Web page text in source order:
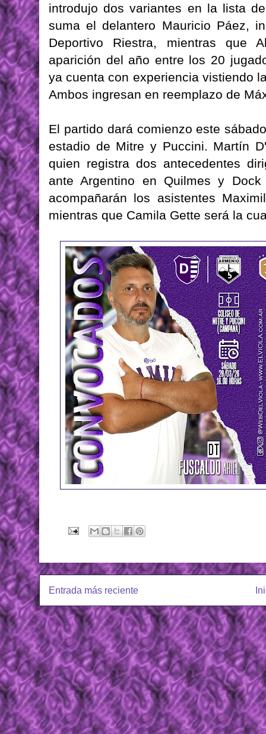
introdujo dos variantes en la lista
suma el delantero Mauricio Páez,
Deportivo Riestra, mientras que
aparición del año entre los 20
ya cuenta con experiencia vistiendo
Ambos ingresan en reemplazo de
El partido dará comienzo este
estadio de Mitre y Puccini. Martín
quien registra dos antecedentes
ante Argentino en Quilmes y
acompañarán los asistentes
mientras que Camila Gette será la
Entrada más reciente